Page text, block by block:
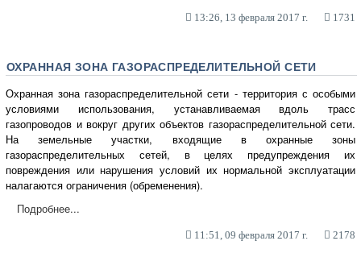
13:26, 13 февраля 2017 г. 1731
ОХРАННАЯ ЗОНА ГАЗОРАСПРЕДЕЛИТЕЛЬНОЙ СЕТИ
Охранная зона газораспределительной сети - территория с особыми
условиями использования, устанавливаемая вдоль трасс
газопроводов и вокруг других объектов газораспределительной сети.
На земельные участки, входящие в охранные зоны
газораспределительных сетей, в целях предупреждения их
повреждения или нарушения условий их нормальной эксплуатации
налагаются ограничения (обременения).
Подробнее...
11:51, 09 февраля 2017 г. 2178